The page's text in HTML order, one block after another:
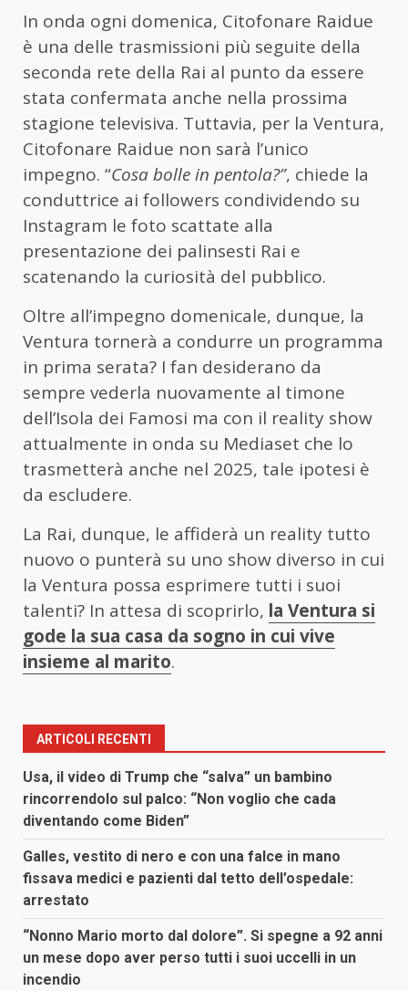
In onda ogni domenica, Citofonare Raidue
è una delle trasmissioni più seguite della
seconda rete della Rai al punto da essere
stata confermata anche nella prossima
stagione televisiva. Tuttavia, per la Ventura,
Citofonare Raidue non sarà l’unico
impegno. “Cosa bolle in pentola?”, chiede la
conduttrice ai followers condividendo su
Instagram le foto scattate alla
presentazione dei palinsesti Rai e
scatenando la curiosità del pubblico.
Oltre all’impegno domenicale, dunque, la
Ventura tornerà a condurre un programma
in prima serata? I fan desiderano da
sempre vederla nuovamente al timone
dell’Isola dei Famosi ma con il reality show
attualmente in onda su Mediaset che lo
trasmetterà anche nel 2025, tale ipotesi è
da escludere.
La Rai, dunque, le affiderà un reality tutto
nuovo o punterà su uno show diverso in cui
la Ventura possa esprimere tutti i suoi
talenti? In attesa di scoprirlo, la Ventura si
gode la sua casa da sogno in cui vive
insieme al marito.
ARTICOLI RECENTI
Usa, il video di Trump che “salva” un bambino
rincorrendolo sul palco: “Non voglio che cada
diventando come Biden”
Galles, vestito di nero e con una falce in mano
fissava medici e pazienti dal tetto dell’ospedale:
arrestato
“Nonno Mario morto dal dolore”. Si spegne a 92 anni
un mese dopo aver perso tutti i suoi uccelli in un
incendio